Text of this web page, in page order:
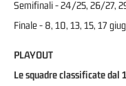
Semifinali - 24/25, 26/27,
Finale - 8, 10, 13, 15, 17
PLAYOUT
Le squadre classificate dal